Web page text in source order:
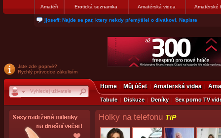
Amatéři Erotická seznamka Amatérská videa Amatérské
jjoseff: Najde se par, ktery nekdy přemýšlel o divákovi. Napiste
Jste zde poprvé?
Rychlý průvodce zákulisím
Home Můj účet Amaterská videa
Tabule Diskuze Deníky Sex porno TV
Holky na telefonu TiP